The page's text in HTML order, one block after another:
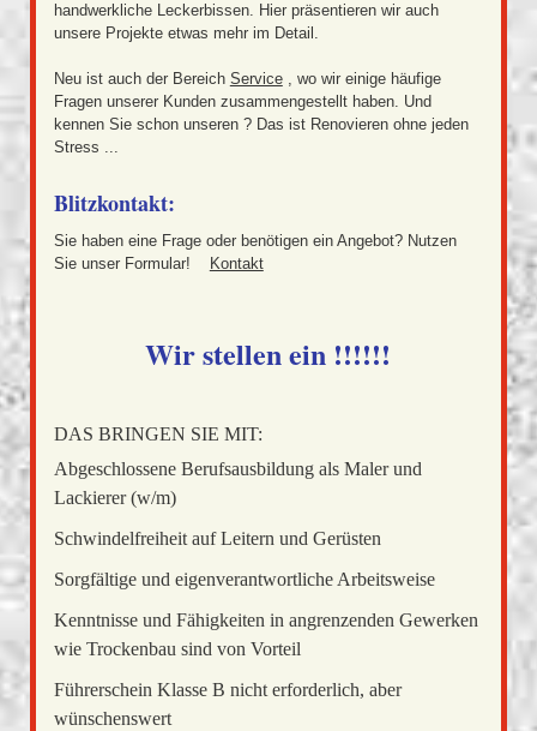
handwerkliche Leckerbissen. Hier präsentieren wir auch
unsere Projekte etwas mehr im Detail.
Neu ist auch der Bereich Service , wo wir einige häufige
Fragen unserer Kunden zusammengestellt haben. Und
kennen Sie schon unseren ? Das ist Renovieren ohne jeden
Stress ...
Blitzkontakt:
Sie haben eine Frage oder benötigen ein Angebot? Nutzen
Sie unser Formular!
Kontakt
Wir stellen ein !!!!!!
DAS BRINGEN SIE MIT:
Abgeschlossene Berufsausbildung als Maler und
Lackierer (w/m)
Schwindelfreiheit auf Leitern und Gerüsten
Sorgfältige und eigenverantwortliche Arbeitsweise
Kenntnisse und Fähigkeiten in angrenzenden Gewerken
wie Trockenbau sind von Vorteil
Führerschein Klasse B nicht erforderlich, aber
wünschenswert